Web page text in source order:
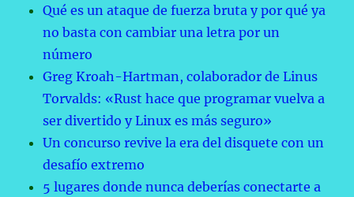
Qué es un ataque de fuerza bruta y por qué ya
no basta con cambiar una letra por un
número
Greg Kroah-Hartman, colaborador de Linus
Torvalds: «Rust hace que programar vuelva a
ser divertido y Linux es más seguro»
Un concurso revive la era del disquete con un
desafío extremo
5 lugares donde nunca deberías conectarte a